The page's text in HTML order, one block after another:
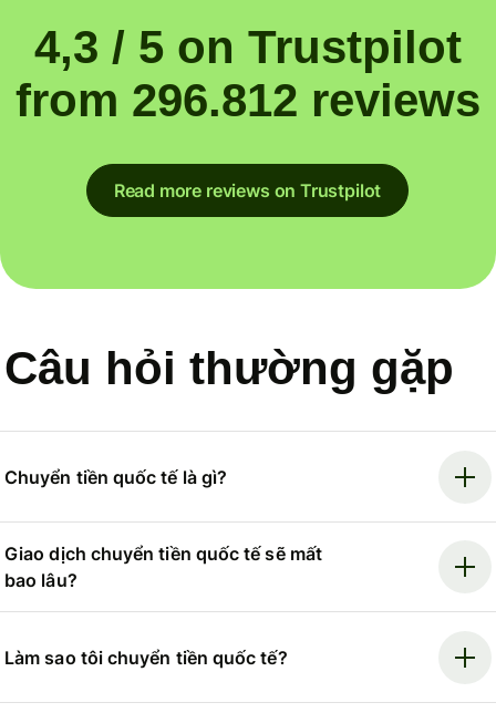
4,3 / 5 on Trustpilot
from 296.812 reviews
Read more reviews on Trustpilot
Câu hỏi thường gặp
Chuyển tiền quốc tế là gì?
Giao dịch chuyển tiền quốc tế sẽ mất
bao lâu?
Làm sao tôi chuyển tiền quốc tế?